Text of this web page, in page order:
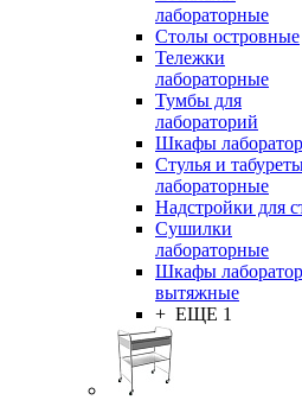
лабораторные
Столы островные
Тележки
лабораторные
Тумбы для
лабораторий
Шкафы
Стулья и
лабораторные
Надстройки для
Сушилки
лабораторные
Шкафы
вытяжные
+ ЕЩЕ 1